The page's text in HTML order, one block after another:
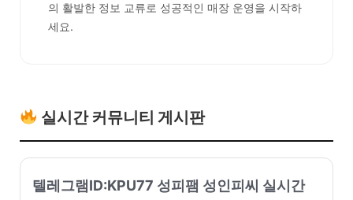
의 활발한 정보 교류로 성공적인 매장 운영을 시작하
세요.
실시간 커뮤니티 게시판
텔레그램ID:KPU77 성피팸 성인피씨 실시간